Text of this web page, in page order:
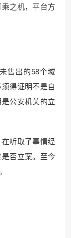
之机，平台方
售出的58个域
得证明不是自
公安机关的立
听取了事情经
否立案。至今